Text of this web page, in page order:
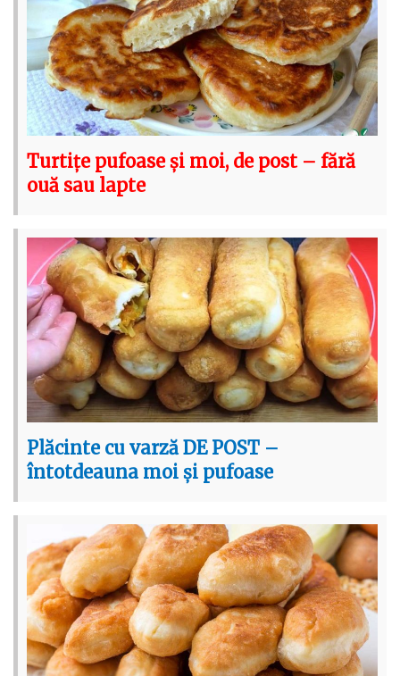
Turtițe pufoase și moi, de post – fără
ouă sau lapte
Plăcinte cu varză DE POST –
întotdeauna moi și pufoase